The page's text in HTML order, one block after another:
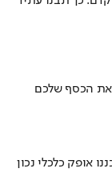
את הכסף שלכם
אופק כלכלי נכון